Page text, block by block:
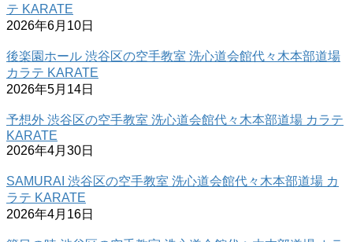
テ KARATE
2026年6月10日
後楽園ホール 渋谷区の空手教室 洗心道会館代々木本部道場
カラテ KARATE
2026年5月14日
予想外 渋谷区の空手教室 洗心道会館代々木本部道場 カラテ
KARATE
2026年4月30日
SAMURAI 渋谷区の空手教室 洗心道会館代々木本部道場 カ
ラテ KARATE
2026年4月16日